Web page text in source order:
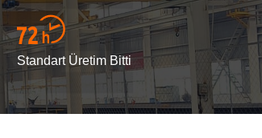
Standart Üretim Bitti